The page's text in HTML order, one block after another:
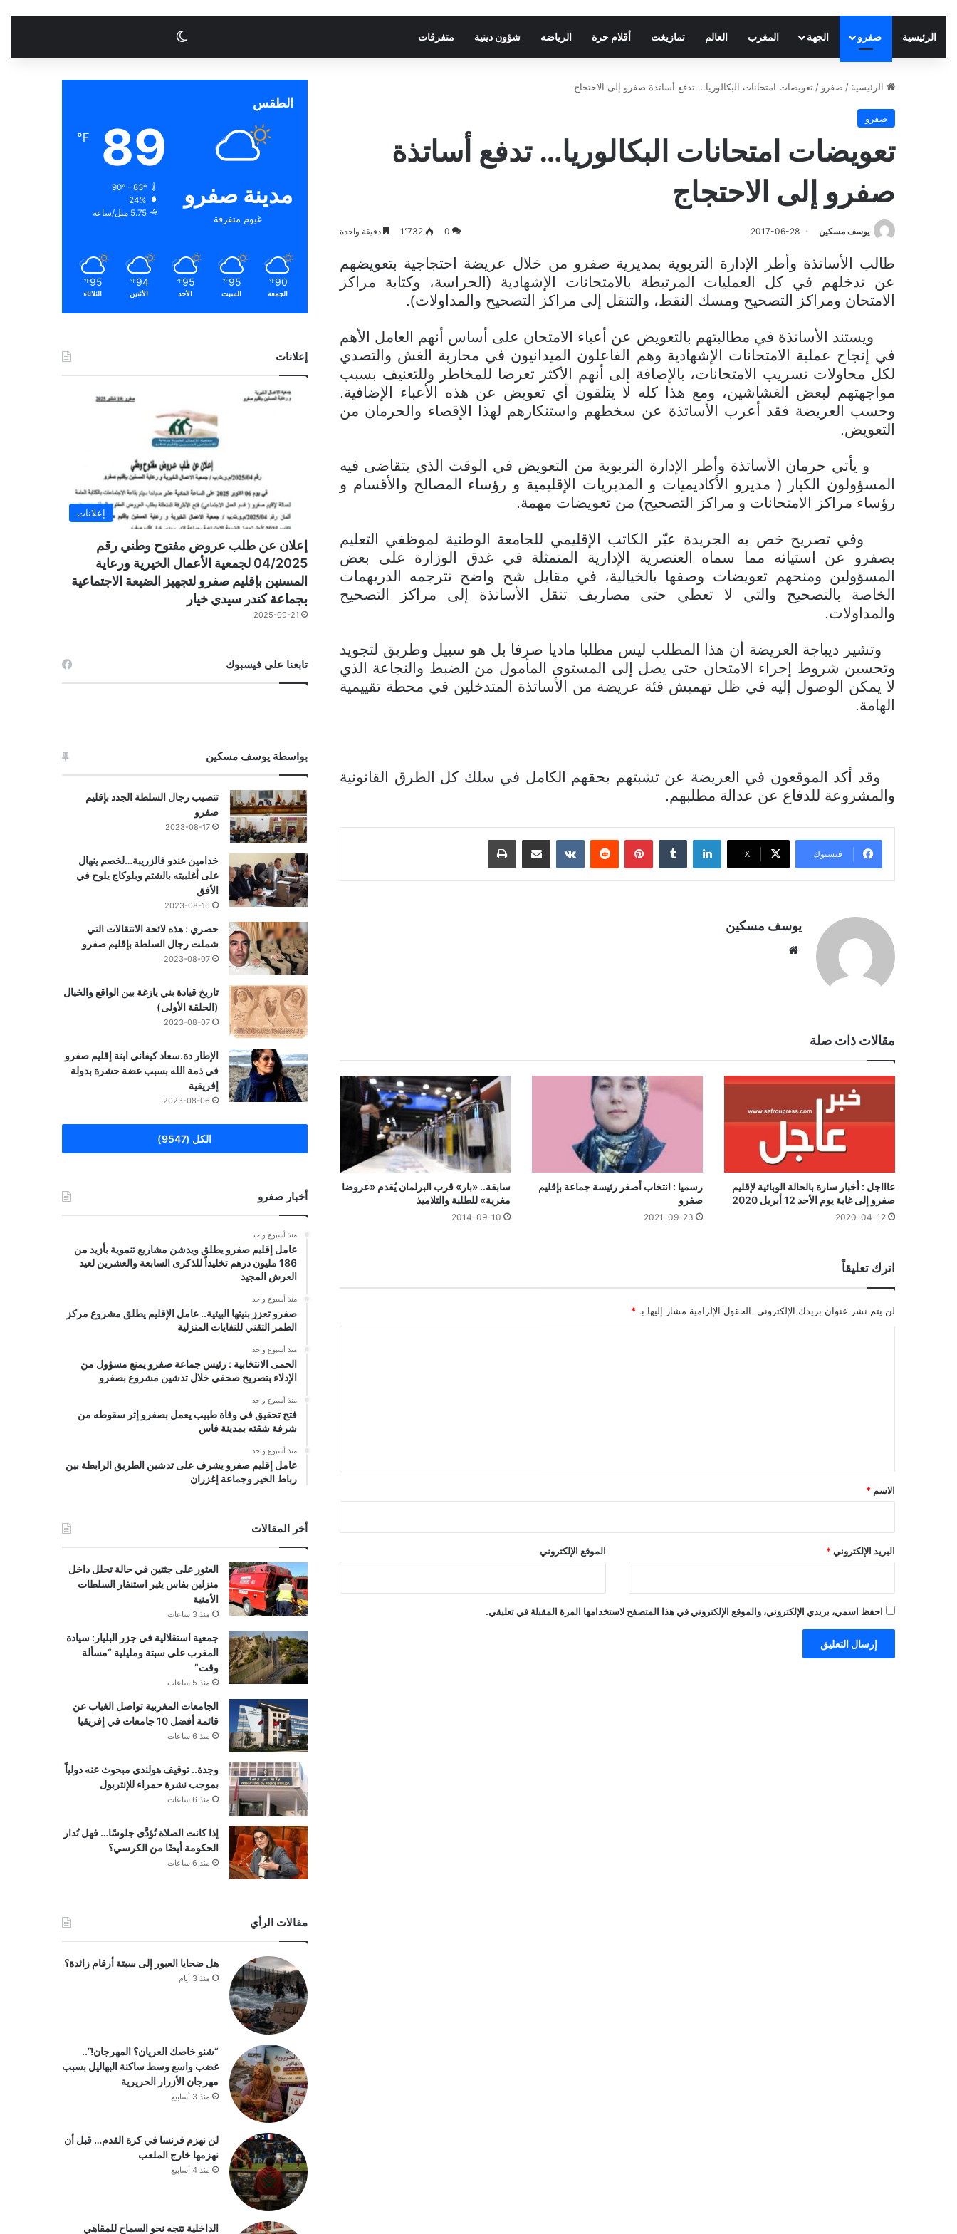
الرئيسية صفرو الجهة المغرب العالم تمازيغت أقلام حرة الرياضه شؤون دينية متفرقات الوضع المظلم
الرئيسية / صفرو / تعويضات امتحانات البكالوريا… تدفع أساتذة صفرو إلى الاحتجاج
صفرو
تعويضات امتحانات البكالوريا… تدفع أساتذة
صفرو إلى الاحتجاج
يوسف مسكين 2017-06-28
0 1٬732 دقيقة واحدة
طالب الأساتذة وأطر الإدارة التربوية بمديرية صفرو من خلال عريضة احتجاجية بتعويضهم
عن تدخلهم في كل العمليات المرتبطة بالامتحانات الإشهادية (الحراسة، وكتابة مراكز
الامتحان ومراكز التصحيح ومسك النقط، والتنقل إلى مراكز التصحيح والمداولات).
ويستند الأساتذة في مطالبتهم بالتعويض عن أعباء الامتحان على أساس أنهم العامل الأهم
في إنجاح عملية الامتحانات الإشهادية وهم الفاعلون الميدانيون في محاربة الغش والتصدي
لكل محاولات تسريب الامتحانات، بالإضافة إلى أنهم الأكثر تعرضا للمخاطر وللتعنيف بسبب
مواجهتهم لبعض الغشاشين، ومع هذا كله لا يتلقون أي تعويض عن هذه الأعباء الإضافية.
وحسب العريضة فقد أعرب الأساتذة عن سخطهم واستنكارهم لهذا الإقصاء والحرمان من
التعويض.
و يأتي حرمان الأساتذة وأطر الإدارة التربوية من التعويض في الوقت الذي يتقاضى فيه
المسؤولون الكبار ( مديرو الأكاديميات و المديريات الإقليمية و رؤساء المصالح والأقسام و
رؤساء مراكز الامتحانات و مراكز التصحيح) من تعويضات مهمة.
وفي تصريح خص به الجريدة عبّر الكاتب الإقليمي للجامعة الوطنية لموظفي التعليم
بصفرو عن استيائه مما سماه العنصرية الإدارية المتمثلة في غدق الوزارة على بعض
المسؤولين ومنحهم تعويضات وصفها بالخيالية، في مقابل شح واضح تترجمه الدريهمات
الخاصة بالتصحيح والتي لا تعطي حتى مصاريف تنقل الأساتذة إلى مراكز التصحيح
والمداولات.
وتشير ديباجة العريضة أن هذا المطلب ليس مطلبا ماديا صرفا بل هو سبيل وطريق لتجويد
وتحسين شروط إجراء الامتحان حتى يصل إلى المستوى المأمول من الضبط والنجاعة الذي
لا يمكن الوصول إليه في ظل تهميش فئة عريضة من الأساتذة المتدخلين في محطة تقييمية
الهامة.
وقد أكد الموقعون في العريضة عن تشبتهم بحقهم الكامل في سلك كل الطرق القانونية
والمشروعة للدفاع عن عدالة مطلبهم.
فيسبوك ‫X
لينكدإن بينتيريست مشاركة عبر البريد طباعة
يوسف مسكين
مقالات ذات صلة
عاااجل : أخبار سارة بالحالة الوبائية لإقليم
صفرو إلى غاية يوم الأحد 12 أبريل 2020
2020-04-12
رسميا : انتخاب أصغر رئيسة جماعة بإقليم
صفرو
2021-09-23
سابقة.. «بار» قرب البرلمان يُقدم «عروضا
مغرية» للطلبة والتلاميذ
2014-09-10
اترك تعليقاً
لن يتم نشر عنوان بريدك الإلكتروني. الحقول الإلزامية مشار إليها بـ *
*
الاسم *
البريد الإلكتروني * الموقع الإلكتروني
احفظ اسمي، بريدي الإلكتروني، والموقع الإلكتروني في هذا المتصفح لاستخدامها المرة المقبلة في تعليقي.
الطقس
مدينة صفرو
غيوم متفرقة
89
℉
90º - 83º
24%
5.75 ميل/ساعة
90
℉
الجمعة
95
℉
السبت
95
℉
الأحد
94
℉
الأثنين
95
℉
الثلاثاء
إعلانات
إعلانات
إعلان عن طلب عروض مفتوح وطني رقم
04/2025 لجمعية الأعمال الخيرية ورعاية
المسنين بإقليم صفرو لتجهيز الضيعة الاجتماعية
بجماعة كندر سيدي خيار
2025-09-21
تابعنا على فيسبوك
بواسطة يوسف مسكين
تنصيب رجال السلطة الجدد بإقليم
صفرو
2023-08-17
خدامين عندو فالزريبة…لخصم ينهال
على أغلبيته بالشتم وبلوكاج يلوح في
الأفق
2023-08-16
حصري : هذه لائحة الانتقالات التي
شملت رجال السلطة بإقليم صفرو
2023-08-07
تاريخ قيادة بني يازغة بين الواقع والخيال
(الحلقة الأولى)
2023-08-07
الإطار دة.سعاد كيفاني ابنة إقليم صفرو
في ذمة الله بسبب عضة حشرة بدولة
إفريقية
2023-08-06
الكل (9547)
أخبار صفرو
منذ أسبوع واحد
عامل إقليم صفرو يطلق ويدشن مشاريع تنموية بأزيد من
186 مليون درهم تخليداً للذكرى السابعة والعشرين لعيد
العرش المجيد
منذ أسبوع واحد
صفرو تعزز بنيتها البيئية.. عامل الإقليم يطلق مشروع مركز
الطمر التقني للنفايات المنزلية
منذ أسبوع واحد
الحمى الانتخابية : رئيس جماعة صفرو يمنع مسؤول من
الإدلاء بتصريح صحفي خلال تدشين مشروع بصفرو
منذ أسبوع واحد
فتح تحقيق في وفاة طبيب يعمل بصفرو إثر سقوطه من
شرفة شقته بمدينة فاس
منذ أسبوع واحد
عامل إقليم صفرو يشرف على تدشين الطريق الرابطة بين
رباط الخير وجماعة إغزران
أخر المقالات
العثور على جثتين في حالة تحلل داخل
منزلين بفاس يثير استنفار السلطات
الأمنية
منذ 3 ساعات
جمعية استقلالية في جزر البليار: سيادة
المغرب على سبتة ومليلية “مسألة
وقت”
منذ 5 ساعات
الجامعات المغربية تواصل الغياب عن
قائمة أفضل 10 جامعات في إفريقيا
منذ 6 ساعات
وجدة.. توقيف هولندي مبحوث عنه دولياً
بموجب نشرة حمراء للإنتربول
منذ 6 ساعات
إذا كانت الصلاة تُؤدَّى جلوسًا… فهل تُدار
الحكومة أيضًا من الكرسي؟
منذ 6 ساعات
مقالات الرأي
هل ضحايا العبور إلى سبتة أرقام زائدة؟
منذ 3 أيام
“شنو خاصك العريان؟ المهرجان!”..
غضب واسع وسط ساكنة البهاليل بسبب
مهرجان الأزرار الحريرية
منذ 3 أسابيع
لن نهزم فرنسا في كرة القدم… قبل أن
نهزمها خارج الملعب
منذ 4 أسابيع
الداخلية تتجه نحو السماح للمقاهي